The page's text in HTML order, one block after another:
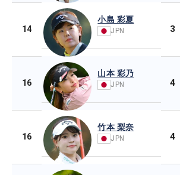
14
小島 彩夏
JPN 3
16
山本 彩乃
JPN 4
16
竹本 梨奈
JPN 4